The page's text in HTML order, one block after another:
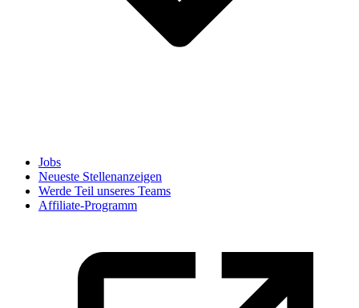
Jobs
Neueste Stellenanzeigen
Werde Teil unseres Teams
Affiliate-Programm